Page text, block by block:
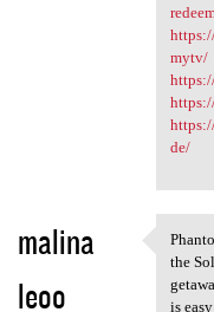
mytv/
de/
malina
leoo
the
is